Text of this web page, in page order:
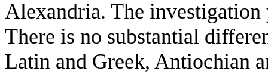
Alexandria. The
There is no substantial
Latin and Greek, Antiochian